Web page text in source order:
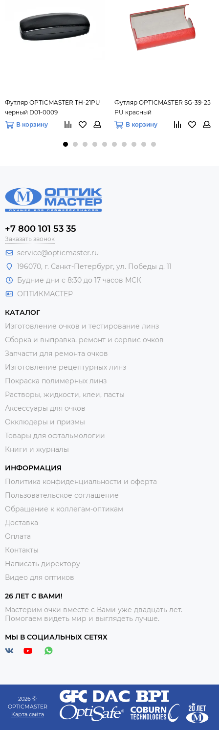
Футляр OPTICMASTER ТН-21PU
черный D01-0009
В корзину
Футляр OPTICMASTER SG-39-25
PU красный
В корзину
+7 800 101 53 35
Заказать звонок
service@opticmaster.ru
196070, г. Санкт-Петербург, ул. Победы д. 11
Будние дни с 8:30 до 17 часов МСК
ОПТИКМАСТЕР
КАТАЛОГ
Изготовление очков и тестирование линз
Сборка и выправка, ремонт и сервис очков
Запчасти для ремонта очков
Изготовление рецептурных линз
Покраска полимерных линз
Растворы, жидкости, клеи, пасты
Аксессуары для очков
Окклюдеры и призмы
Товары для офтальмологии
Книги и журналы
ИНФОРМАЦИЯ
Политика конфиденциальности и оферта
Пользовательское соглашение
Обращение к коллегам-оптикам
Доставка
Оплата
Контакты
Написать директору
Видео для оптиков
26 ЛЕТ С ВАМИ!
Мастерим очки вместе с Вами уже двадцать лет.
Помогаем видеть мир и выглядеть лучше.
МЫ В СОЦИАЛЬНЫХ СЕТЯХ
2026 ©
OPTICMASTER
Карта сайта